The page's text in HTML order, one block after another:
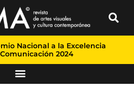
Nacional a la Excelencia
2024